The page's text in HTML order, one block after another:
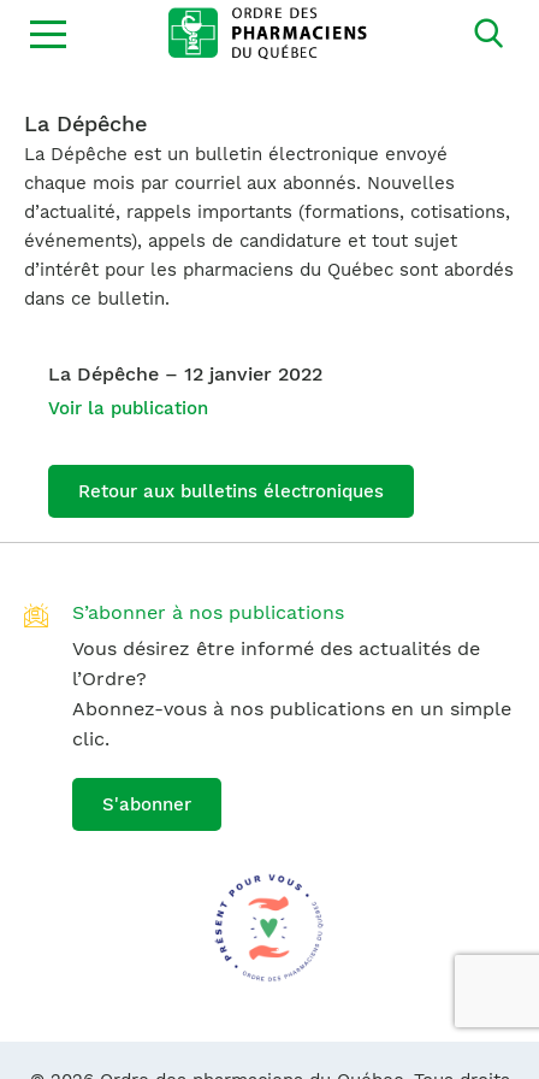
Ouvrir
la
La Dépêche
La Dépêche est un bulletin électronique envoyé
chaque mois par courriel aux abonnés. Nouvelles
d’actualité, rappels importants (formations, cotisations,
événements), appels de candidature et tout sujet
d’intérêt pour les pharmaciens du Québec sont abordés
dans ce bulletin.
La Dépêche – 12 janvier 2022
Voir la publication
Retour aux bulletins électroniques
S’abonner à nos publications
Vous désirez être informé des actualités de
l’Ordre?
Abonnez-vous à nos publications en un simple
clic.
S'abonner